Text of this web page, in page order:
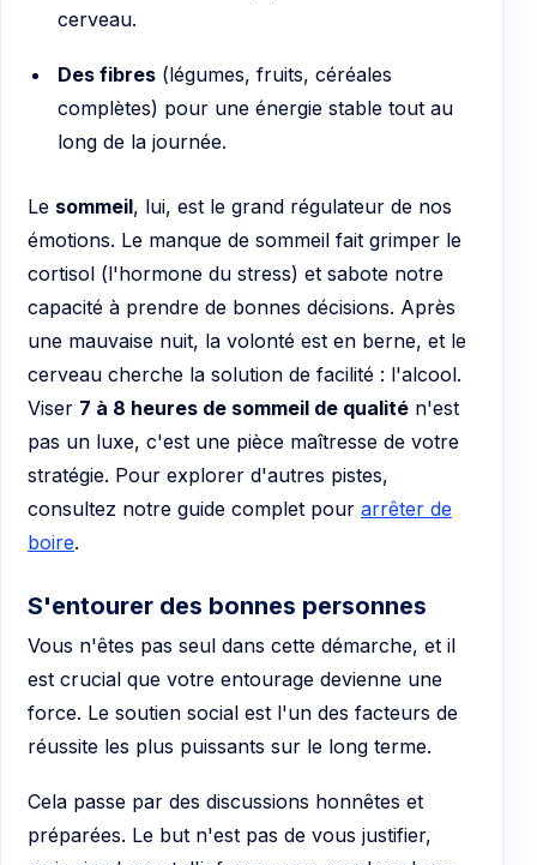
cerveau.
Des fibres(légumes, fruits, céréales
complètes) pour une énergie stable tout au
long de la journée.
Le sommeil, lui, est le grand régulateur de nos
émotions. Le manque de sommeil fait grimper le
cortisol (l'hormone du stress) et sabote notre
capacité à prendre de bonnes décisions. Après
une mauvaise nuit, la volonté est en berne, et le
cerveau cherche la solution de facilité : l'alcool.
Viser 7 à 8 heures de sommeil de qualité n'est
pas un luxe, c'est une pièce maîtresse de votre
stratégie. Pour explorer d'autres pistes,
consultez notre guide complet pour arrêter de
boire.
S'entourer des bonnes personnes
Vous n'êtes pas seul dans cette démarche, et il
est crucial que votre entourage devienne une
force. Le soutien social est l'un des facteurs de
réussite les plus puissants sur le long terme.
Cela passe par des discussions honnêtes et
préparées. Le but n'est pas de vous justifier,